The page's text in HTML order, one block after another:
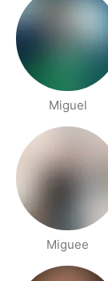
Miguel
Miguee